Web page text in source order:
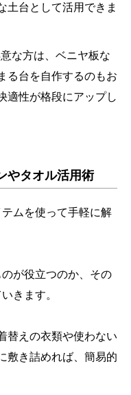
土台として活用できま
な方は、ベニヤ板な
る台を自作するのもお
適性が格段にアップし
やタオル活用術
ムを使って手軽に解
が役立つのか、その
きます。
替えの衣類や使わない
敷き詰めれば、簡易的